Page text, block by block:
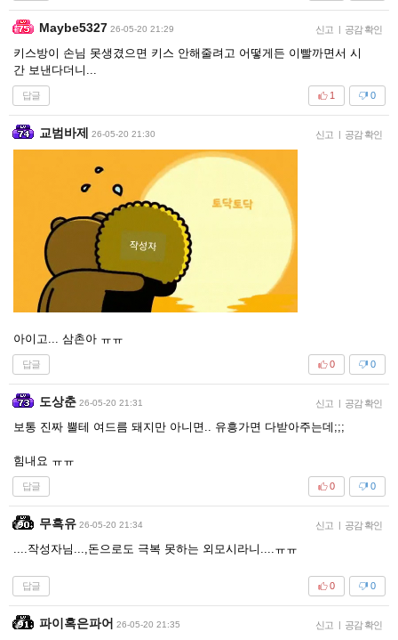
Maybe5327 26-05-20 21:29 신고 | 공감 확인
키스방이 손님 못생겼으면 키스 안해줄려고 어떻게든 이빨까면서 시
간 보낸다더니...
답글 0
1
교범바제 26-05-20 21:30 신고 | 공감 확인
아이고... 삼촌아 ㅠㅠ
답글 0
0
도상춘 26-05-20 21:31 신고 | 공감 확인
보통 진짜 뿔테 여드름 돼지만 아니면.. 유흥가면 다받아주는데;;;
힘내요 ㅠㅠ
답글 0
0
무흑유 26-05-20 21:34 신고 | 공감 확인
....작성자님...,돈으로도 극복 못하는 외모시라니....ㅠㅠ
답글 0
0
파이혹은파어 26-05-20 21:35 신고 | 공감 확인